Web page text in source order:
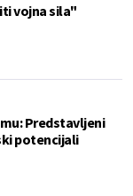
vojna sila"
Predstavljeni
potencijali